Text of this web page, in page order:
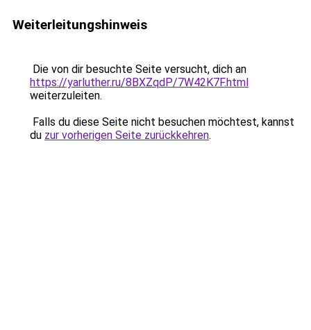
Weiterleitungshinweis
Die von dir besuchte Seite versucht, dich an
https://yarluther.ru/8BXZqdP/7W42K7F.html
weiterzuleiten.
Falls du diese Seite nicht besuchen möchtest, kannst
du zur vorherigen Seite zurückkehren.